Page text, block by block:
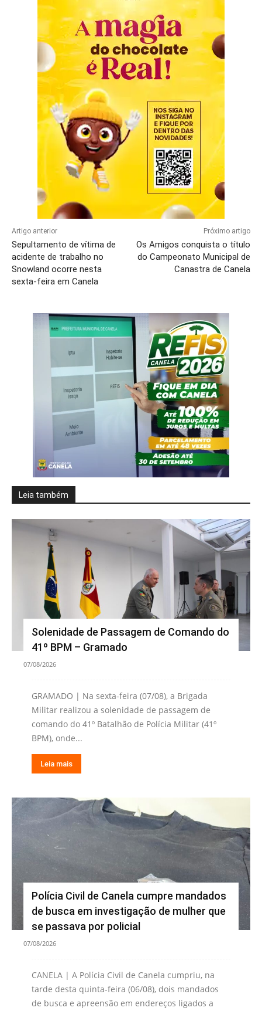
Artigo anterior
Sepultamento de vítima de
acidente de trabalho no
Snowland ocorre nesta
sexta-feira em Canela
Próximo artigo
Os Amigos conquista o título
do Campeonato Municipal de
Canastra de Canela
Leia também
Solenidade de Passagem de Comando do
41º BPM – Gramado
07/08/2026
GRAMADO | Na sexta-feira (07/08), a Brigada
Militar realizou a solenidade de passagem de
comando do 41º Batalhão de Polícia Militar (41º
BPM), onde...
Leia mais
Polícia Civil de Canela cumpre mandados
de busca em investigação de mulher que
se passava por policial
07/08/2026
CANELA | A Polícia Civil de Canela cumpriu, na
tarde desta quinta-feira (06/08), dois mandados
de busca e apreensão em endereços ligados a